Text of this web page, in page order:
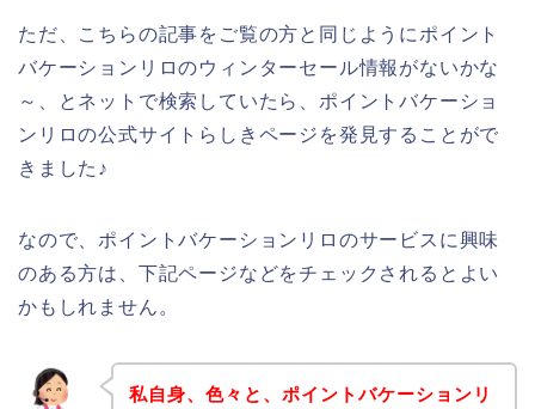
ただ、こちらの記事をご覧の方と同じようにポイント
バケーションリロのウィンターセール情報がないかな
～、とネットで検索していたら、ポイントバケーショ
ンリロの公式サイトらしきページを発見することがで
きました♪
なので、ポイントバケーションリロのサービスに興味
のある方は、下記ページなどをチェックされるとよい
かもしれません。
私自身、色々と、ポイントバケーションリ